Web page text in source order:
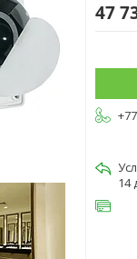
47
14